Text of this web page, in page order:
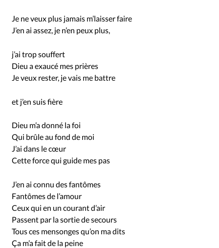
Je ne veux plus jamais m’laisser faire
J’en ai assez, je n’en peux plus,
j’ai trop souffert
Dieu a exaucé mes prières
Je veux rester, je vais me battre
et j’en suis fière
Dieu m’a donné la foi
Qui brûle au fond de moi
J’ai dans le cœur
Cette force qui guide mes pas
J’en ai connu des fantômes
Fantômes de l’amour
Ceux qui en un courant d’air
Passent par la sortie de secours
Tous ces mensonges qu’on ma dits
Ça m’a fait de la peine